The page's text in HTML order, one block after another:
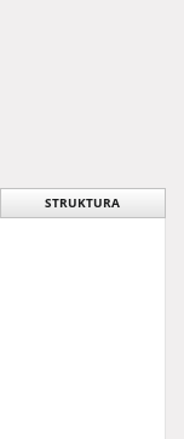
STRUKTURA